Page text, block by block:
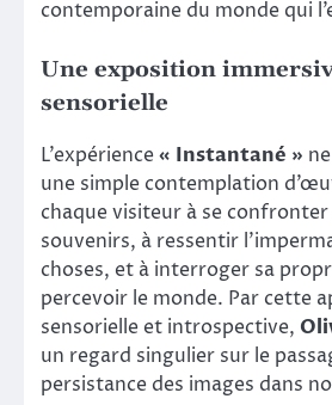
contemporaine du monde qui
Une exposition
sensorielle
L’expérience« Instantané »
une simple contemplation
chaque visiteur à se confronter
souvenirs, à ressentir
choses, et à interroger sa
percevoir le monde. Par cette
sensorielle et introspective,
un regard singulier sur le
persistance des images dans